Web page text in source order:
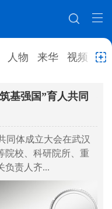
人物 来华 视频 教
要闻 海外
作办学 直播访谈
学术
实用信息
基强国”育人共同
同体成立大会在武汉
院校、科研院所、重
负责人齐...